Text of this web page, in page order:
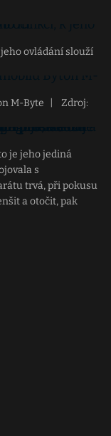
ovládání slouží
M-Byte
Zdroj:
je jeho jediná
s
trvá, při pokusu
a otočit, pak